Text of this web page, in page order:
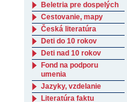
Beletria pre dospelých
Cestovanie, mapy
Česká literatúra
Deti do 10 rokov
Deti nad 10 rokov
Fond na podporu
umenia
Jazyky, vzdelanie
Literatúra faktu